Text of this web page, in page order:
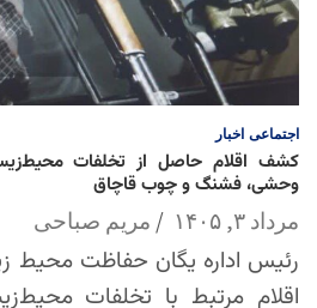
اجتماعی اخبار
کشف اقلام حاصل از تخلفات
وحشی، فشنگ و چوب قاچاق
مرداد ۳, ۱۴۰۵ مریم صباحی
رئیس اداره یگان حفاظت محیط
اقلام مرتبط با تخلفات